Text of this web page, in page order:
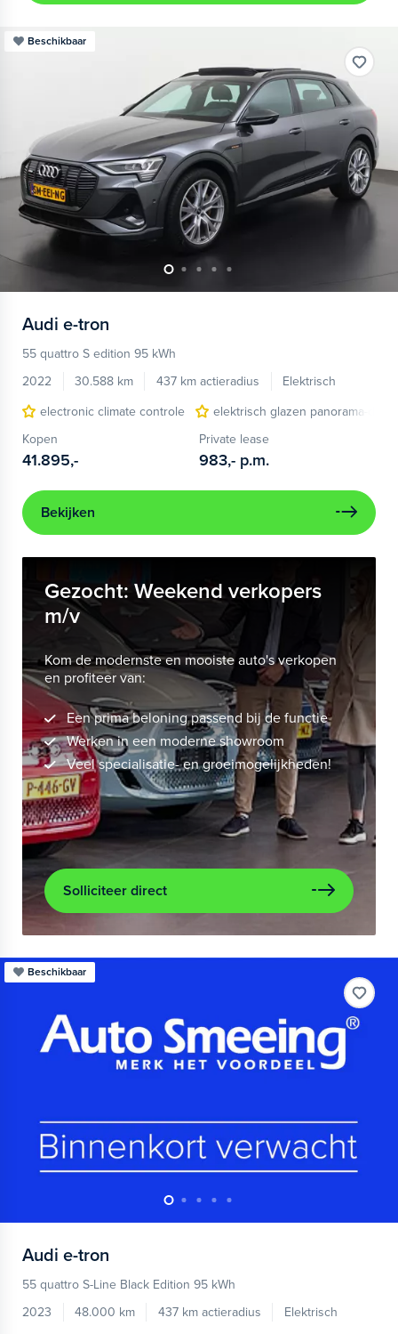
Beschikbaar
Audi e-tron
55 quattro S edition 95 kWh
2022
30.588 km 437 km actieradius
Elektrisch
electronic climate controle
elektrisch glazen panorama-dak
Kopen
41.895,-
Private lease
983,- p.m.
Bekijken
Gezocht: Weekend verkopers
m/v
Kom de modernste en mooiste auto's verkopen
en profiteer van:
Een prima beloning passend bij de functie
Werken in een moderne showroom
Veel specialisatie- en groeimogelijkheden!
Solliciteer direct
Beschikbaar
Audi e-tron
55 quattro S-Line Black Edition 95 kWh
2023
48.000 km 437 km actieradius
Elektrisch